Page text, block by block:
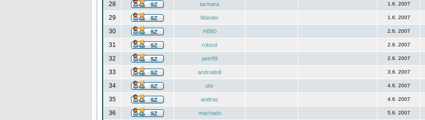
28
tarmara 1.6. 2007
29
Warder 1.6. 2007
30
HB80 2.6. 2007
31
robsol 2.6. 2007
32
petr99 2.6. 2007
33
androidoll 3.6. 2007
34
ohr 4.6. 2007
35
andras 4.6. 2007
36
machado 5.6. 2007